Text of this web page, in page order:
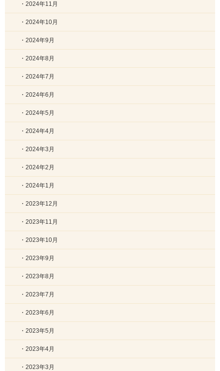
・2024年11月
・2024年10月
・2024年9月
・2024年8月
・2024年7月
・2024年6月
・2024年5月
・2024年4月
・2024年3月
・2024年2月
・2024年1月
・2023年12月
・2023年11月
・2023年10月
・2023年9月
・2023年8月
・2023年7月
・2023年6月
・2023年5月
・2023年4月
・2023年3月